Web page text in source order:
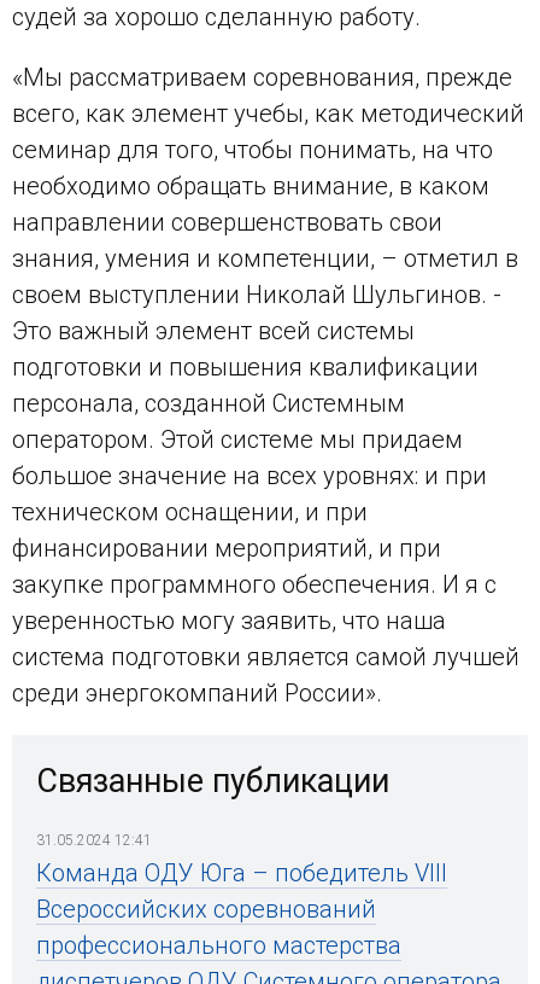
судей за хорошо сделанную работу.
«Мы рассматриваем соревнования, прежде
всего, как элемент учебы, как методический
семинар для того, чтобы понимать, на что
необходимо обращать внимание, в каком
направлении совершенствовать свои
знания, умения и компетенции, – отметил в
своем выступлении Николай Шульгинов. -
Это важный элемент всей системы
подготовки и повышения квалификации
персонала, созданной Системным
оператором. Этой системе мы придаем
большое значение на всех уровнях: и при
техническом оснащении, и при
финансировании мероприятий, и при
закупке программного обеспечения. И я с
уверенностью могу заявить, что наша
система подготовки является самой лучшей
среди энергокомпаний России».
Связанные публикации
31.05.2024 12:41
Команда ОДУ Юга – победитель VIII
Всероссийских соревнований
профессионального мастерства